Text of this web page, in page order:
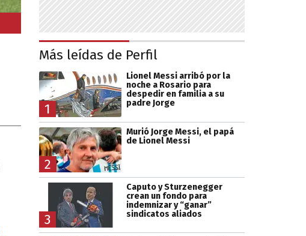
Más leídas de Perfil
1
Lionel Messi arribó por la
noche a Rosario para
despedir en familia a su
padre Jorge
2
Murió Jorge Messi, el papá
de Lionel Messi
3
Caputo y Sturzenegger
crean un fondo para
indemnizar y “ganar”
sindicatos aliados